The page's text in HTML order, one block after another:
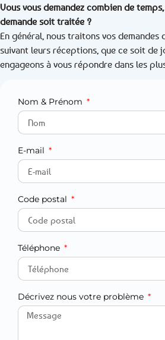
Vous vous demandez combien de
demande soit traitée ?
En général, nous traitons vos demandes
suivant leurs réceptions, que ce soit de
engageons à vous répondre dans les
Nom & Prénom
E-mail
Code postal
Téléphone
Décrivez nous votre problème